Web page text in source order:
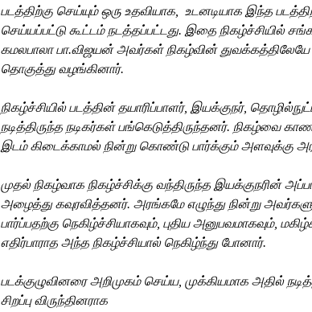
படத்திற்கு செய்யும் ஒரு உதவியாக,
உடனடியாக இந்த
செய்யப்பட்டு கூட்டம் நடத்தப்பட்டது. இதை நிகழ்ச்சியில்
கமலபாலா பா.விஜயன் அவர்கள் நிகழ்வின் துவக்கத்திலேயே
தொகுத்து வழங்கினார்.
நிகழ்ச்சியில் படத்தின் தயாரிப்பாளர், இயக்குநர்,
நடித்திருந்த நடிகர்கள் பங்கெடுத்திருந்தனர். நிகழ்வை
இடம் கிடைக்காமல் நின்று கொண்டு பார்க்கும் அளவுக்கு
முதல் நிகழ்வாக நிகழ்ச்சிக்கு வந்திருந்த இயக்குநரின்
அழைத்து கவுரவித்தனர். அரங்கமே எழுந்து நின்று
பார்ப்பதற்கு நெகிழ்ச்சியாகவும், புதிய அனுபவமாகவும்,
எதிர்பாராத அந்த நிகழ்ச்சியால் நெகிழ்ந்து போனார்.
படக்குழுவினரை அறிமுகம் செய்ய, முக்கியமாக அதில்
சிறப்பு விருந்தினராக